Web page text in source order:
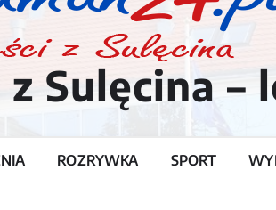
Sulęcina –
ROZRYWKA SPORT